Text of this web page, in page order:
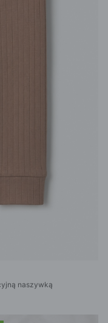
naszywką